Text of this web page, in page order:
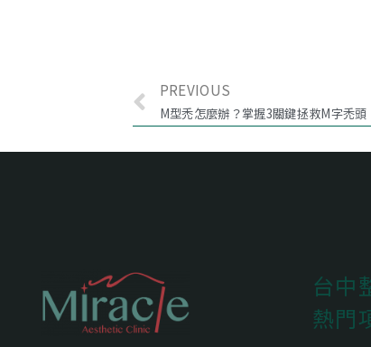
PREVIOUS
M型禿怎麼辦？掌握3關鍵拯救M字禿頭
台中
熱門